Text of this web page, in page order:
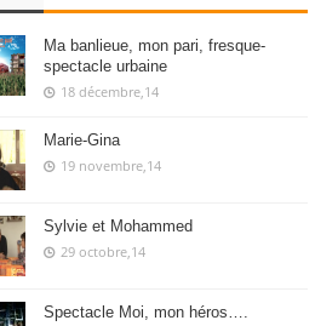
Ma banlieue, mon pari, fresque-
spectacle urbaine
18 décembre,14
Marie-Gina
19 novembre,14
Sylvie et Mohammed
29 octobre,14
Spectacle Moi, mon héros….